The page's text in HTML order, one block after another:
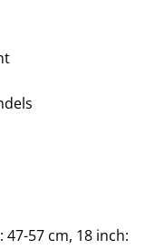
57 cm, 18 inch: